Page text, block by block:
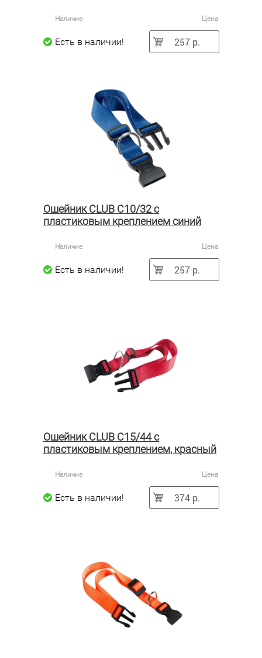
Наличие Цена
Есть в наличии! 257 р.
Ошейник CLUB C10/32 с
пластиковым креплением синий
Наличие Цена
Есть в наличии! 257 р.
Ошейник CLUB C15/44 с
пластиковым креплением, красный
Наличие Цена
Есть в наличии! 374 р.